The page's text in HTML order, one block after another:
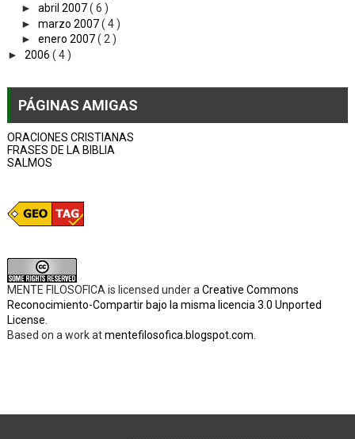
► abril 2007( 6 )
► marzo 2007( 4 )
► enero 2007( 2 )
► 2006 ( 4 )
PÁGINAS AMIGAS
ORACIONES CRISTIANAS
FRASES DE LA BIBLIA
SALMOS
MENTE FILOSOFICA is licensed under a Creative Commons
Reconocimiento-Compartir bajo la misma licencia 3.0 Unported
License
Based on a work atmentefilosofica.blogspot.com